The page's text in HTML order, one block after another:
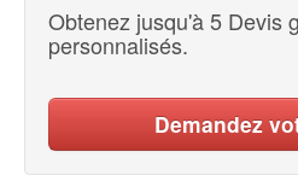
Obtenez jusqu'à 5 Devis
personnalisés.
Demandez